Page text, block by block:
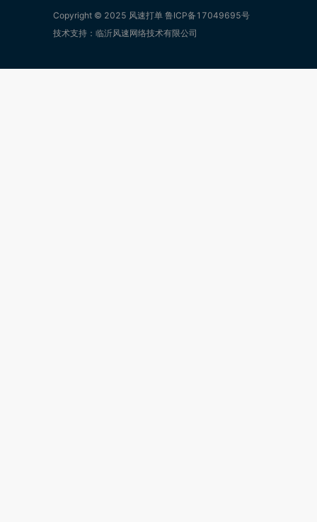
Copyright © 2025 风速打单 鲁ICP备17049695号
技术支持：临沂风速网络技术有限公司